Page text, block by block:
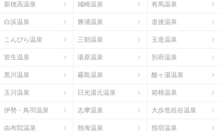
新穂高温泉 城崎温泉 有馬温泉
白浜温泉 勝浦温泉 道後温泉
こんぴら温泉 三朝温泉 玉造温泉
皆生温泉 湯原温泉 別府温泉
黒川温泉 霧島温泉 酸ヶ湯温泉
玉川温泉 日光湯元温泉 箱根温泉
伊勢・鳥羽温泉 志摩温泉 大歩危祖谷温泉
由布院温泉 熱海温泉 指宿温泉